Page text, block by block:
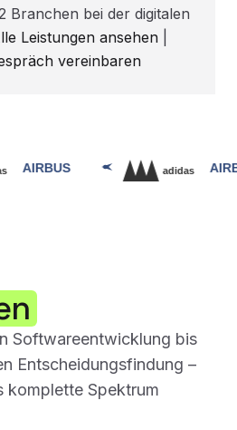
Branchen bei der digitalen
Leistungen ansehen
vereinbaren
Softwareentwicklung bis
Entscheidungsfindung –
komplette Spektrum